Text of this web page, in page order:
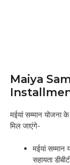
Maiya
मईयां सम्मान
मिल जाएंगे-
मईयां
सहायता